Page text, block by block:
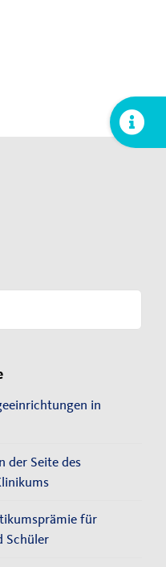
in
der Seite des
für
Schüler
Toggle
Sliding
Bar